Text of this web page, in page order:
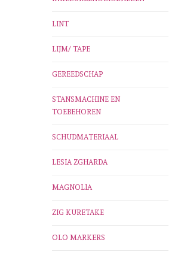
LINT
LIJM/ TAPE
GEREEDSCHAP
STANSMACHINE EN
TOEBEHOREN
SCHUDMATERIAAL
LESIA ZGHARDA
MAGNOLIA
ZIG KURETAKE
OLO MARKERS